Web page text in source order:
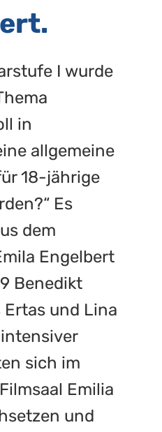
I wurde
in
allgemeine
18-jährige
Es
dem
Engelbert
Benedikt
Ertas und Lina
sich im
Emilia
und